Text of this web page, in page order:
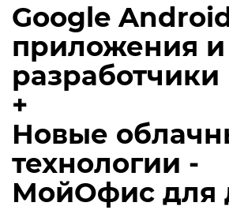
Google
приложения и
разработчики
+
Новые
технологии -
МойОфис для